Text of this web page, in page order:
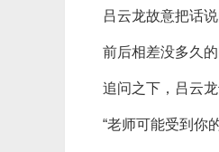
吕云龙故意把话
前后相差没多久
追问之下，吕云
“老师可能受到你